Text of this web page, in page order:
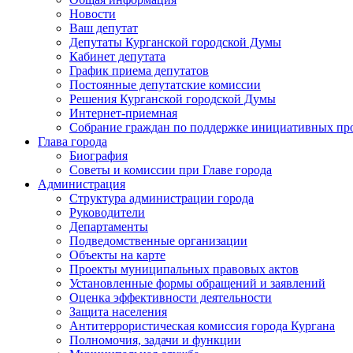
Новости
Ваш депутат
Депутаты Курганской городской Думы
Кабинет депутата
График приема депутатов
Постоянные депутатские комиссии
Решения Курганской городской Думы
Интернет-приемная
Собрание граждан по поддержке инициативных
Глава города
Биография
Советы и комиссии при Главе города
Администрация
Структура администрации города
Руководители
Департаменты
Подведомственные организации
Объекты на карте
Проекты муниципальных правовых актов
Установленные формы обращений и заявлений
Оценка эффективности деятельности
Защита населения
Антитеррористическая комиссия города Кургана
Полномочия, задачи и функции